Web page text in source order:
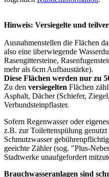
Hinweis: Versiegelte und
Ausnahmenstellen die Flächen
also eine überwiegende
Rasengittersteine,
mehr als 6cm Aufbaustärke).
Diese Flächen werden nur zu
Zu den versiegelten Flächen
Asphalt, Dächer (Schiefer,
Verbundsteinpflaster.
Sofern Regenwasser oder
z.B. zur Toilettenspülung
Schmutzwasser
geeichte Zähler (sog. "Plus-
Stadtwerke unaufgefordert
Brauchwasseranlagen sind